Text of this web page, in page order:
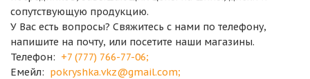
сопутствующую продукцию.
У Вас есть вопросы? Свяжитесь с нами по телефону,
напишите на почту, или посетите наши магазины.
Телефон: +7 (777) 766-77-06;
Емейл: pokryshka.vkz@gmail.com;